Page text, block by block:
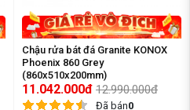
Chậu rửa bát đá Granite KONOX
Phoenix 860 Grey
(860x510x200mm)
11.042.000đ 12.990.000đ
Đã bán0